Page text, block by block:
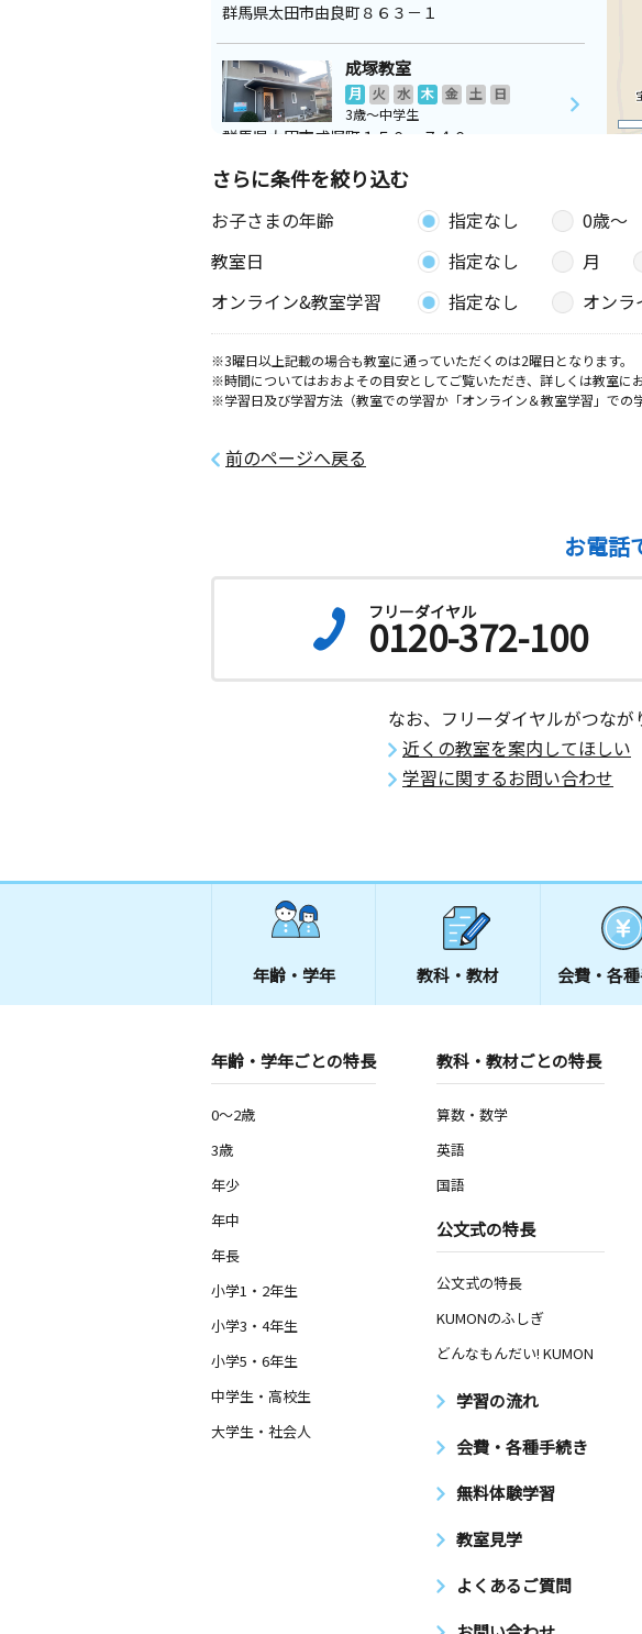
群馬県太田市由良町８６３－１
成塚教室
月 火 水 木 金 土
日
3歳～中学生
群馬県太田市成塚町１５０－７４０
強戸教室
木 金 土 日
群馬県太田市石橋町７８５－２リバーサイドハイ
東長岡教室
月 火 水 木 金 土
日
0歳～高校生
群馬県太田市東長岡町２６９－２６
新島教室
韮川教室
火 水 木 金 土 日
0歳～高校生
宝泉小前教室
水 木 金 土 日
1歳～高校生
群馬県太田市宝町８５６番地 ヒカリハイツ１０
さらに条件を絞り込む
お子さまの年齢 指定なし 0歳〜
教室日
指定なし 月
オンライン&教室学習
指定なし オンラ
※3曜日以上記載の場合も教室に通っていただくのは2曜日となります。
※時間についてはおおよその目安としてご覧いただき、詳しくは教室に
※学習日及び学習方法（教室での学習か「オンライン＆教室学習」での
前のページへ戻る
お電話
フリーダイヤル
0120-372-100
なお、フリーダイヤルがつなが
近くの教室を案内してほしい
学習に関するお問い合わせ
年齢・学年 教科・教材 会費・ 各
年齢・学年ごとの特長
0～2歳
3歳
年少
年中
年長
小学1・2年生
小学3・4年生
小学5・6年生
中学生・高校生
大学生・社会人
教科・教材ごとの特長
算数・数学
英語
国語
公文式の特長
公文式の特長
KUMONのふしぎ
どんなもんだい! KUMON
学習の流れ
会費・各種手続き
無料体験学習
教室見学
よくあるご質問